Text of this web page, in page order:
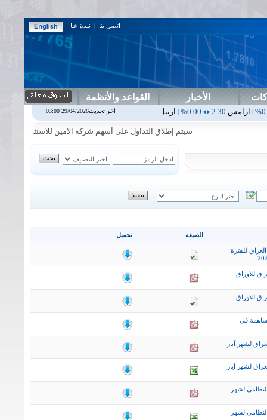
اتصل بنا | نبذة عنا
الأخبار القواعد والأنظمة
|اربيل 0.00%
0.00%
|اسفنج1.87
سيتم إطلاق التداول على أسهم شركة الامين للاستثمار المالي في
تحميل الصيغه
للفترة
للاوراق
للاوراق
في
لشهر آيار
لشهر آيار
لشهر
لشهر